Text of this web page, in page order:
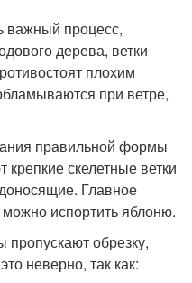
важный процесс,
дерева, ветки
плохим
при ветре,
правильной формы
крепкие скелетные ветки
Главное
испортить яблоню.
обрезку,
неверно, так как: